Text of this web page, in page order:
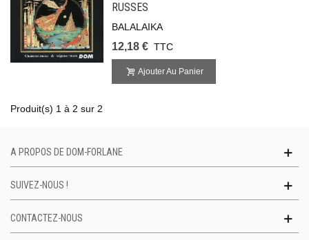
RUSSES
BALALAIKA
12,18 € TTC
Ajouter Au Panier
Produit(s) 1 à 2 sur 2
A PROPOS DE DOM-FORLANE
SUIVEZ-NOUS !
CONTACTEZ-NOUS